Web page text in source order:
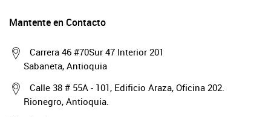
Mantente en Contacto
Carrera 46 #70Sur 47 Interior 201
Sabaneta, Antioquia
Calle 38 # 55A - 101, Edificio Araza, Oficina 202.
Rionegro, Antioquia.